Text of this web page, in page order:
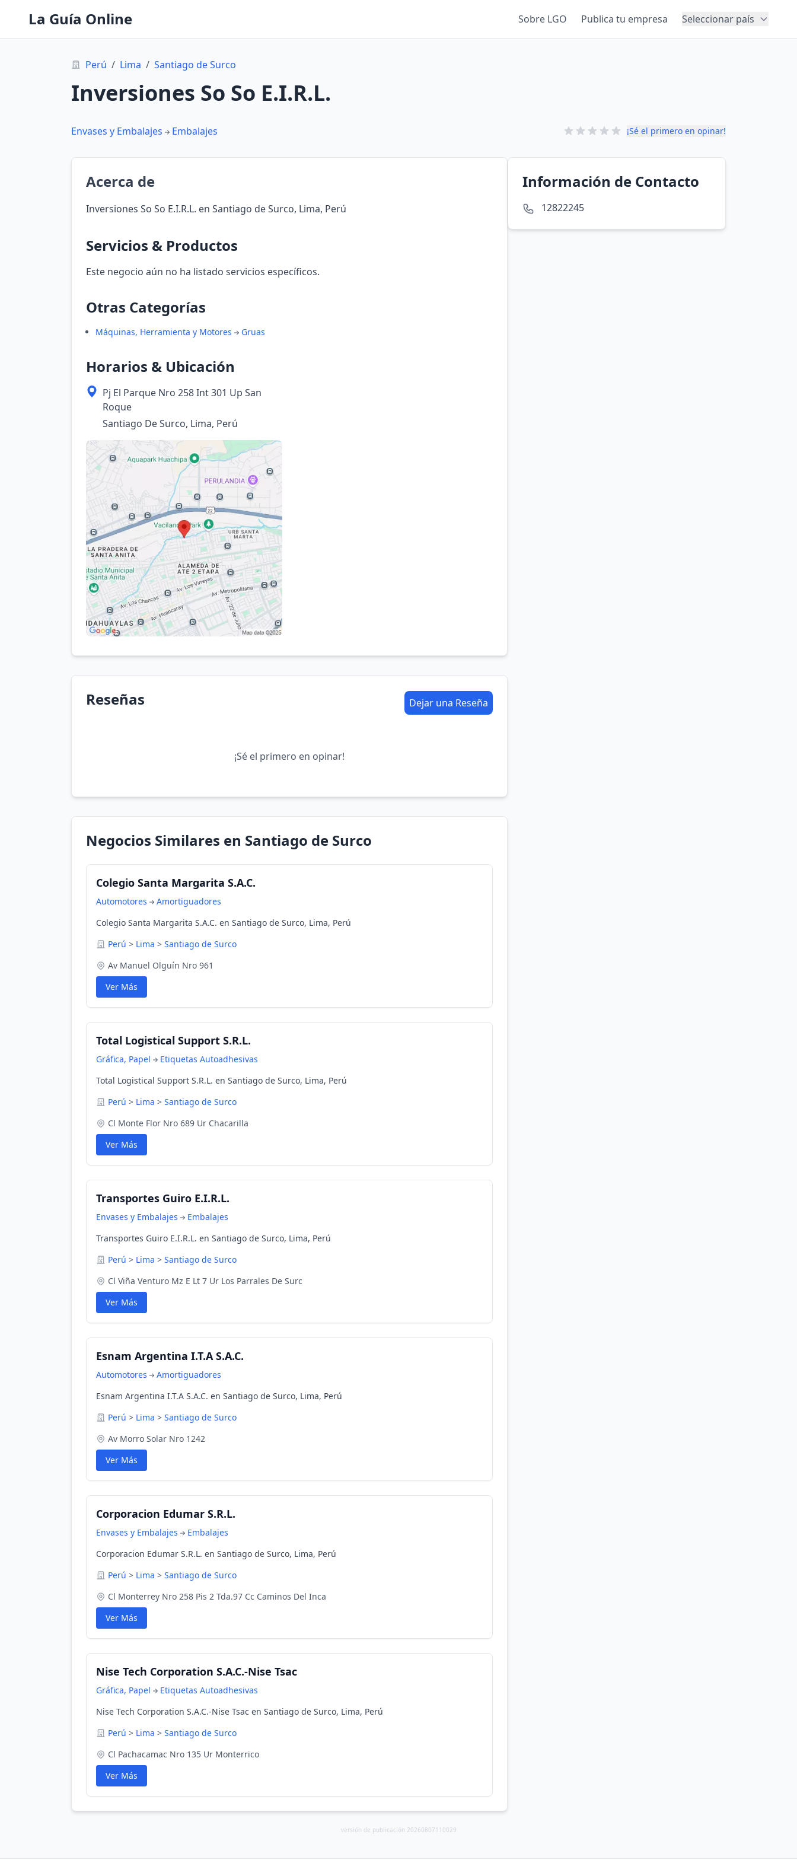
La Guía Online Sobre LGO Publica tu empresa Seleccionar país
Perú / Lima / Santiago de Surco
Inversiones So So E.I.R.L.
Envases y Embalajes Embalajes ¡Sé el primero en opinar!
Acerca de
Inversiones So So E.I.R.L. en Santiago de Surco, Lima, Perú
Servicios & Productos
Este negocio aún no ha listado servicios específicos.
Otras Categorías
Máquinas, Herramienta y Motores Gruas
Horarios & Ubicación
Pj El Parque Nro 258 Int 301 Up San
Roque
Santiago De Surco, Lima, Perú
Reseñas Dejar una Reseña
¡Sé el primero en opinar!
Negocios Similares en Santiago de Surco
Colegio Santa Margarita S.A.C.
Automotores
Amortiguadores
Colegio Santa Margarita S.A.C. en Santiago de Surco, Lima, Perú
Perú > Lima > Santiago de Surco
Av Manuel Olguín Nro 961
Ver Más
Total Logistical Support S.R.L.
Gráfica, Papel
Etiquetas Autoadhesivas
Total Logistical Support S.R.L. en Santiago de Surco, Lima, Perú
Perú > Lima > Santiago de Surco
Cl Monte Flor Nro 689 Ur Chacarilla
Ver Más
Transportes Guiro E.I.R.L.
Envases y Embalajes
Embalajes
Transportes Guiro E.I.R.L. en Santiago de Surco, Lima, Perú
Perú > Lima > Santiago de Surco
Cl Viña Venturo Mz E Lt 7 Ur Los Parrales De Surc
Ver Más
Esnam Argentina I.T.A S.A.C.
Automotores
Amortiguadores
Esnam Argentina I.T.A S.A.C. en Santiago de Surco, Lima, Perú
Perú > Lima > Santiago de Surco
Av Morro Solar Nro 1242
Ver Más
Corporacion Edumar S.R.L.
Envases y Embalajes
Embalajes
Corporacion Edumar S.R.L. en Santiago de Surco, Lima, Perú
Perú > Lima > Santiago de Surco
Cl Monterrey Nro 258 Pis 2 Tda.97 Cc Caminos Del Inca
Ver Más
Nise Tech Corporation S.A.C.-Nise Tsac
Gráfica, Papel
Etiquetas Autoadhesivas
Nise Tech Corporation S.A.C.-Nise Tsac en Santiago de Surco, Lima, Perú
Perú > Lima > Santiago de Surco
Cl Pachacamac Nro 135 Ur Monterrico
Ver Más
Información de Contacto
12822245
versión de publicación 20260807110029